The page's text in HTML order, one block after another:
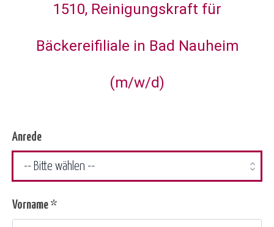
1510, Reinigungskraft für
Bäckereifiliale in Bad Nauheim
(m/w/d)
Anrede
Vorname *